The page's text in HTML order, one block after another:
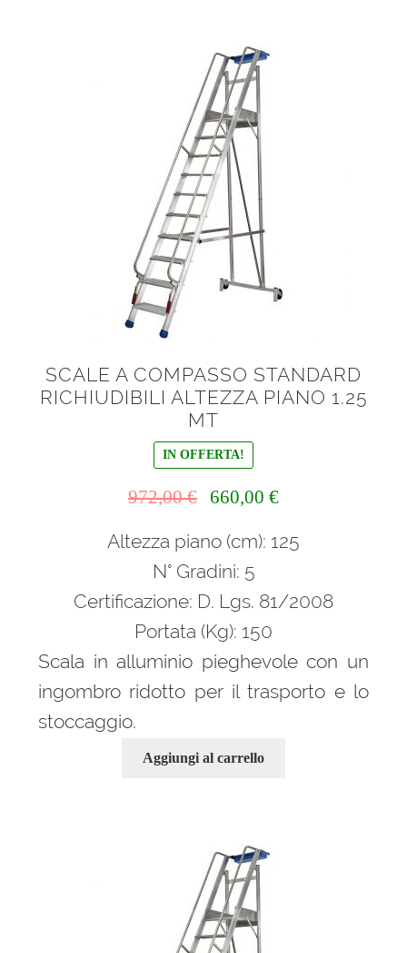
SCALE A COMPASSO STANDARD
RICHIUDIBILI ALTEZZA PIANO 1.25
MT
IN OFFERTA!
972,00€
originale
972,00 €.
660,00 €Il
attuale
Altezza piano (cm): 125
N° Gradini: 5
Certificazione: D. Lgs. 81/2008
Portata (Kg): 150
Scala in alluminio pieghevole con un
ingombro ridotto per il trasporto e lo
stoccaggio.
Aggiungi al carrello